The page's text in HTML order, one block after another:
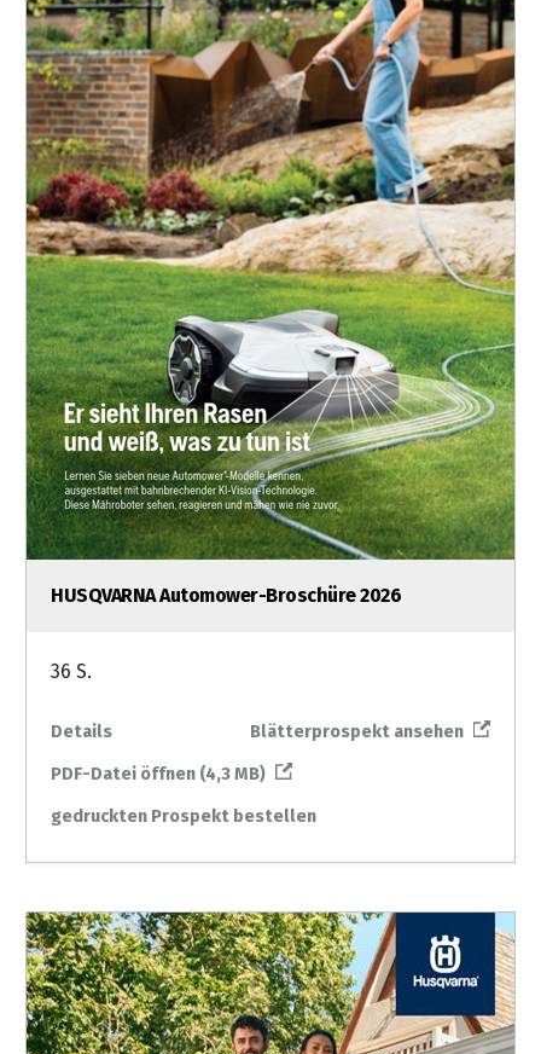
HUSQVARNA Automower-Broschüre 2026
36 S.
Details
Blätterprospekt ansehen
PDF-Datei öffnen (4,3 MB)
gedruckten Prospekt bestellen